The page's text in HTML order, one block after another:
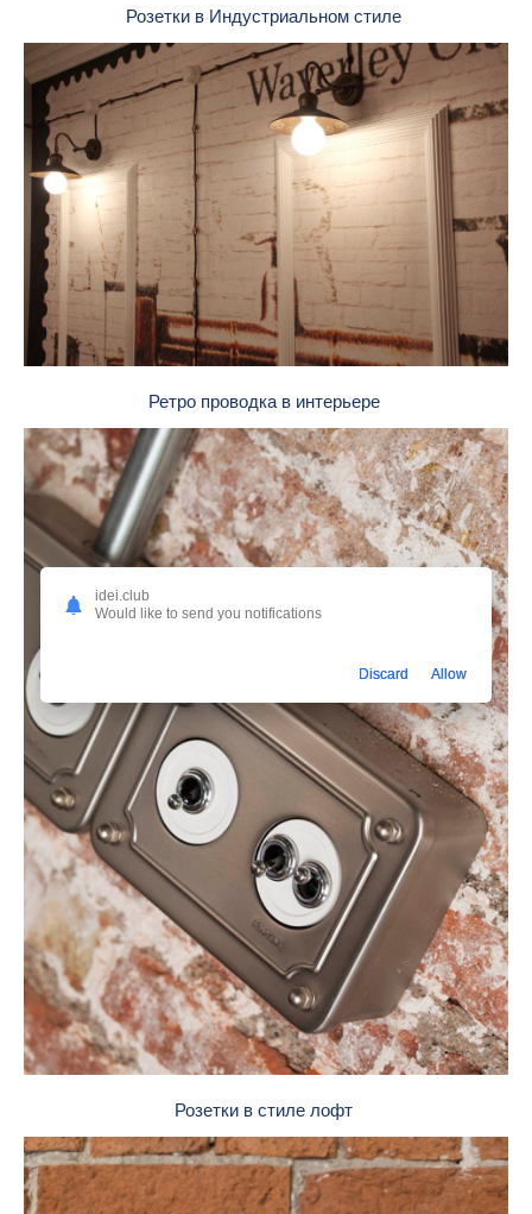
Розетки в Индустриальном стиле
Ретро проводка в интерьере
Розетки в стиле лофт
idei.club
Would like to send you notifications
Discard Allow